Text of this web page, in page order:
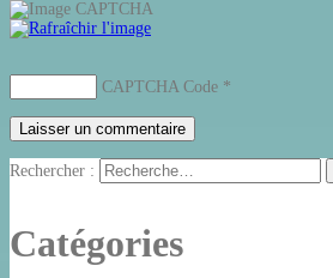
CAPTCHA Code *
Rechercher :
Catégories